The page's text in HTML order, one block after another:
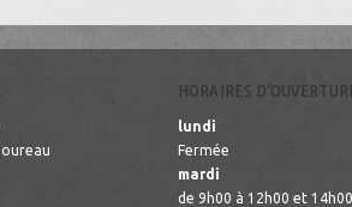
HORAIRES
lundi
Fermée
mardi
de 9h00 à 12h00 et